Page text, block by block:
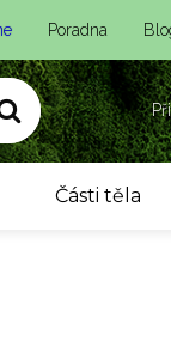
Poradna
Části těla